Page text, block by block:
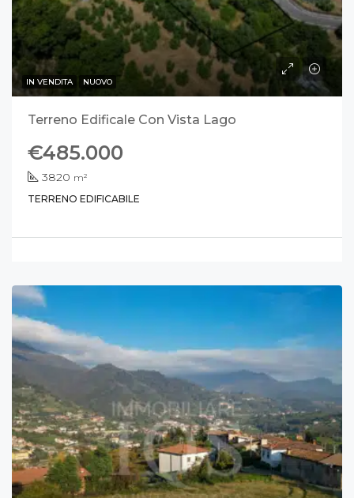
IN VENDITA NUOVO
Terreno Edificale Con Vista Lago
€485.000
3820 m²
TERRENO EDIFICABILE